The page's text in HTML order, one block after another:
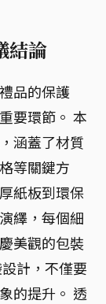
結論
品的保護
要環節。 本
，涵蓋了材質
等關鍵方
紙板到環保
繹，每個細
美觀的包裝
計，不僅要
的提升。 透